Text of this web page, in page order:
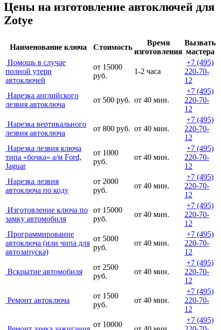
Цены на изготовление автоключей для
Zotye
Наименование ключа Стоимость
Время
изготовления
Вызвать
мастера
Помощь в случае
полной утери
автоключей
от 15000
руб.
1-2 часа
+7 (495)
220-70-
12
Нарезка английского
лезвия автоключа
от 500 руб. от 40 мин.
+7 (495)
220-70-
12
Нарезка вертикального
лезвия автоключа
от 800 руб. от 40 мин.
+7 (495)
220-70-
12
Нарезка лезвия ключа
типа «бочка» а/м Ford,
Jaguar
от 1000
руб.
от 40 мин.
+7 (495)
220-70-
12
Нарезка лезвия
автоключа по коду
от 2000
руб.
от 40 мин.
+7 (495)
220-70-
12
Изготовление ключа по
замку автомобиля
от 15000
руб.
от 40 мин.
+7 (495)
220-70-
12
Программирование
автоключа (или чипа для
автозапуска)
от 5000
руб.
от 40 мин.
+7 (495)
220-70-
12
Вскрытие автомобиля
от 2500
руб.
от 40 мин.
+7 (495)
220-70-
12
Ремонт автоключа
от 1500
руб.
от 40 мин.
+7 (495)
220-70-
12
от 10000
+7 (495)